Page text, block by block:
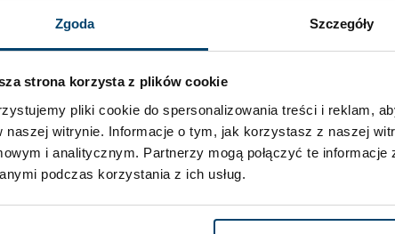
Zgoda Szczegóły
strona korzysta z plików cookie
pliki cookie do spersonalizowania treści i reklam,
naszej witrynie. Informacje o tym, jak korzystasz z naszej
i analitycznym. Partnerzy mogą połączyć te
podczas korzystania z ich usług.
Technologies będą powstawać ogniwa słoneczne na bazie
ekspertów możliwość zastosowań tych materiałów jest w
w budownictwie, ale także przy produkcji telefonów
wiedzą, że przed nimi jeszcze daleka droga do pełnego
się na osiągnięciu jak największej wydajności swojego
panele fotowoltaiczne? Bruk-Bet Solar zdradza kulisy
OGNIW SŁONECZNYCH